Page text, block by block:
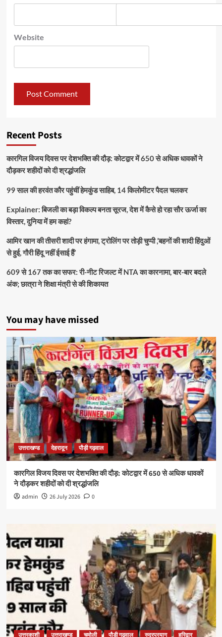
Website
Recent Posts
कारगिल विजय दिवस पर देशभक्ति की दौड़: कोटद्वार में 650 से अधिक धावकों ने
दौड़कर शहीदों को दी श्रद्धांजलि
99 साल की हरवंत कौर पहुंचीं हेमकुंड साहिब, 14 किलोमीटर पैदल चलकर
Explainer: बिजली का बड़ा विकल्प बनता सूरज, देश में कैसे हो रहा सौर ऊर्जा का
विस्तार, दुनिया में हम कहां?
आमिर खान की तीसरी शादी पर हंगामा, ट्रोलिंग पर तोड़ी चुप्पी ,’बहनों की शादी हिंदुओं
से हुई, गौरी हिंदू नहीं ईसाई हैं’
609 से 167 तक का सफर: री-नीट रिजल्ट में NTA का कारनामा, बार-बार बदले
अंक; छात्रा ने शिक्षा मंत्री से की शिकायत
You may have missed
उत्तराखण्ड देहरादून पौड़ी गढ़वाल
कारगिल विजय दिवस पर देशभक्ति की दौड़: कोटद्वार में 650 से अधिक धावकों
ने दौड़कर शहीदों को दी श्रद्धांजलि
admin 26 July 2026 0
उत्तरकाशी उत्तराखण्ड चमोली पौड़ी गढ़वाल रुद्रप्रयाग हरिद्वार